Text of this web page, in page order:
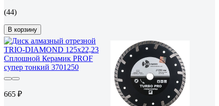
(44)
В корзину
665 ₽